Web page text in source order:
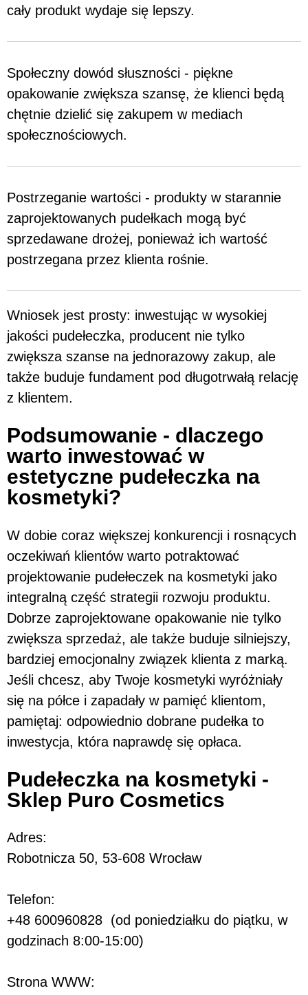
cały produkt wydaje się lepszy.
Społeczny dowód słuszności - piękne
opakowanie zwiększa szansę, że klienci będą
chętnie dzielić się zakupem w mediach
społecznościowych.
Postrzeganie wartości - produkty w starannie
zaprojektowanych pudełkach mogą być
sprzedawane drożej, ponieważ ich wartość
postrzegana przez klienta rośnie.
Wniosek jest prosty: inwestując w wysokiej
jakości pudełeczka, producent nie tylko
zwiększa szanse na jednorazowy zakup, ale
także buduje fundament pod długotrwałą relację
z klientem.
Podsumowanie - dlaczego
warto inwestować w
estetyczne pudełeczka na
kosmetyki?
W dobie coraz większej konkurencji i rosnących
oczekiwań klientów warto potraktować
projektowanie pudełeczek na kosmetyki jako
integralną część strategii rozwoju produktu.
Dobrze zaprojektowane opakowanie nie tylko
zwiększa sprzedaż, ale także buduje silniejszy,
bardziej emocjonalny związek klienta z marką.
Jeśli chcesz, aby Twoje kosmetyki wyróżniały
się na półce i zapadały w pamięć klientom,
pamiętaj: odpowiednio dobrane pudełka to
inwestycja, która naprawdę się opłaca.
Pudełeczka na kosmetyki -
Sklep Puro Cosmetics
Adres:
Robotnicza 50, 53-608 Wrocław
Telefon:
+48 600960828 (od poniedziałku do piątku, w
godzinach 8:00-15:00)
Strona WWW: